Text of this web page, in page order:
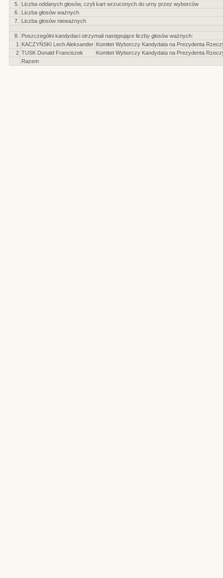
5.
Liczba oddanych głosów, czyli kart wrzuconych do urny przez wyborców
6.
Liczba głosów ważnych
7.
Liczba głosów nieważnych
8.
Poszczególni kandydaci otrzymali następujące liczby głosów ważnych:
1
KACZYŃSKI Lech Aleksander Komitet Wyborczy Kandydata na Prezydenta
2 TUSK Donald Franciszek
Komitet Wyborczy Kandydata na Prezydenta
Razem